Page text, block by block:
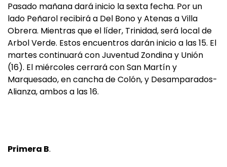
Pasado mañana dará inicio la sexta fecha. Por un
lado Peñarol recibirá a Del Bono y Atenas a Villa
Obrera. Mientras que el líder, Trinidad, será local de
Arbol Verde. Estos encuentros darán inicio a las 15. El
martes continuará con Juventud Zondina y Unión
(16). El miércoles cerrará con San Martín y
Marquesado, en cancha de Colón, y Desamparados-
Alianza, ambos a las 16.
Primera B.